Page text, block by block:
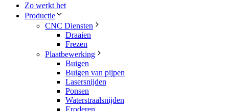
Zo werkt het
Productie
CNC Diensten
Draaien
Frezen
Plaatbewerking
Buigen
Buigen van pijpen
Lasersnijden
Ponsen
Waterstraalsnijden
Eroderen